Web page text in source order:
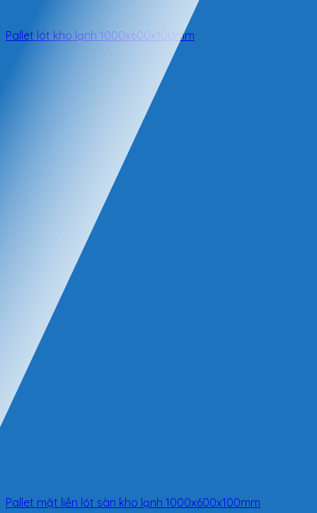
Pallet lót kho lạnh 1000x600x100mm
Pallet mặt liền lót sàn kho lạnh 1000x600x100mm